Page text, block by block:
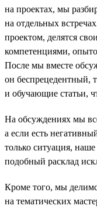
на проектах, мы
на отдельных
проектом, делятся
компетенциями,
После мы вместе
он беспрецедентный,
и обучающие статьи,
На обсуждениях мы
а если есть
только ситуация, наше
подобный расклад
Кроме того, мы
на тематических